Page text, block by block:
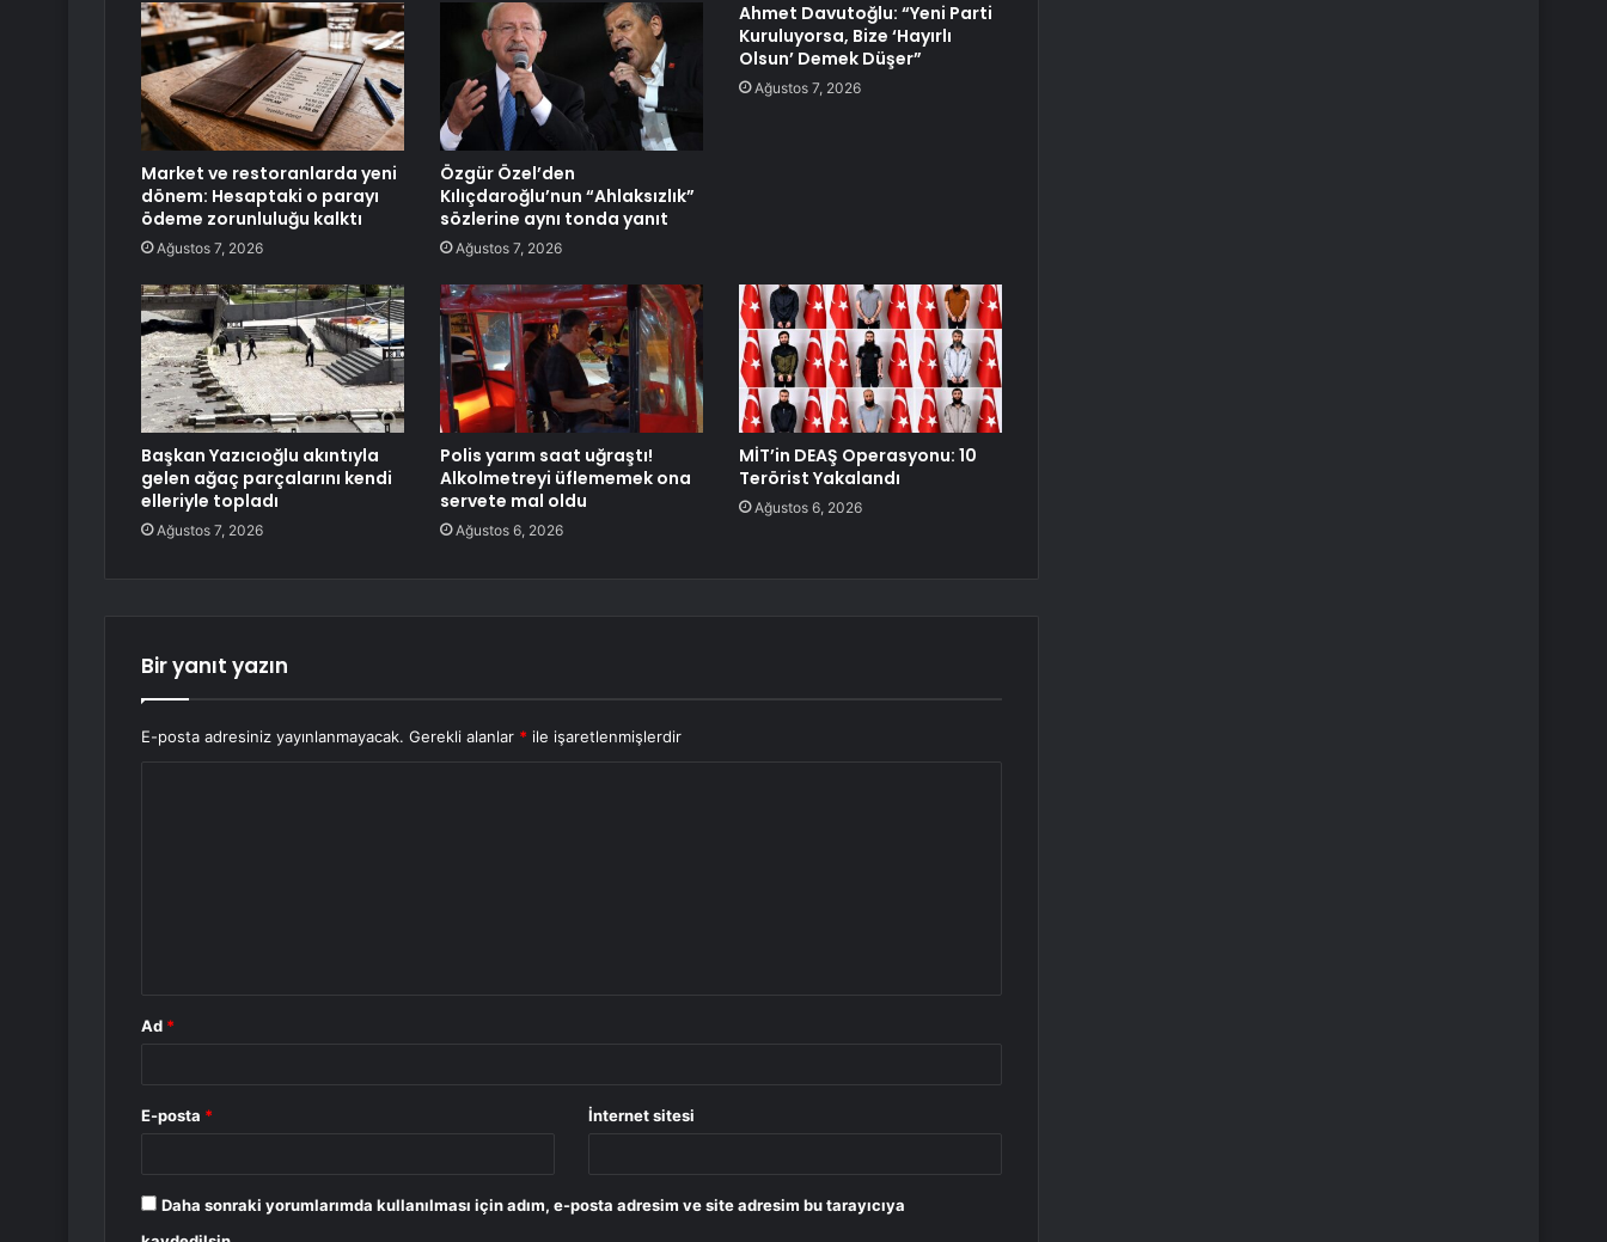
Market ve restoranlarda yeni
dönem: Hesaptaki o parayı
ödeme zorunluluğu kalktı
Ağustos 7, 2026
Özgür Özel’den
Kılıçdaroğlu’nun “Ahlaksızlık”
sözlerine aynı tonda yanıt
Ağustos 7, 2026
Ahmet Davutoğlu: “Yeni Parti
Kuruluyorsa, Bize ‘Hayırlı
Olsun’ Demek Düşer”
Ağustos 7, 2026
Başkan Yazıcıoğlu akıntıyla
gelen ağaç parçalarını kendi
elleriyle topladı
Ağustos 7, 2026
Polis yarım saat uğraştı!
Alkolmetreyi üflememek ona
servete mal oldu
Ağustos 6, 2026
MİT’in DEAŞ Operasyonu: 10
Terörist Yakalandı
Ağustos 6, 2026
Bir yanıt yazın
E-posta adresiniz yayınlanmayacak. Gerekli alanlar * ile işaretlenmişlerdir
Ad *
E-posta * İnternet sitesi
Daha sonraki yorumlarımda kullanılması için adım, e-posta adresim ve site adresim bu tarayıcıya